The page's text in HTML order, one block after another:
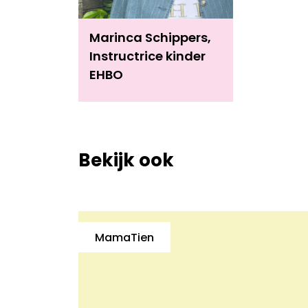
Marinca Schippers,
Instructrice kinder
EHBO
Bekijk ook
MamaTien